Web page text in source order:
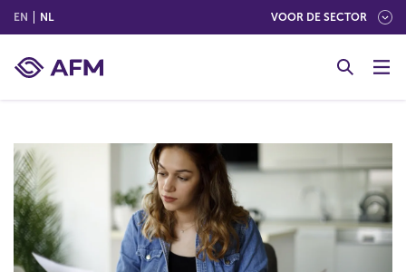
EN (ENGLISH)
NL(NEDERLANDS (NEDERLAND)) VOOR DE SECTOR